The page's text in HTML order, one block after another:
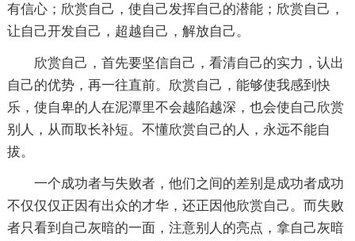
有信心；欣赏自己，使自己发挥自己的潜能；欣赏自己，
让自己开发自己，超越自己，解放自己。
欣赏自己，首先要坚信自己，看清自己的实力，认出
自己的优势，再一往直前。欣赏自己，能够使我感到快
乐，使自卑的人在泥潭里不会越陷越深，也会使自己欣赏
别人，从而取长补短。不懂欣赏自己的人，永远不能自
拔。
一个成功者与失败者，他们之间的差别是成功者成功
不仅仅仅正因有出众的才华，还正因他欣赏自己。而失败
者只看到自己灰暗的一面，注意别人的亮点，拿自己灰暗